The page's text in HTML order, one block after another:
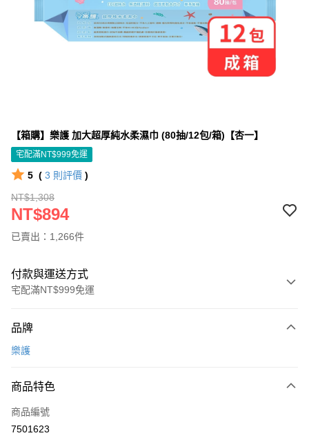
【箱購】樂護 加大超厚純水柔濕巾 (80抽/12包/箱)【杏一】
宅配滿NT$999免運
5 ( 3 則評價 )
NT$1,308
NT$894
已賣出：1,266件
付款與運送方式
宅配滿NT$999免運
信用卡一次付款
3 期 0 利率 每期
合作金庫商業銀行
上海商業儲蓄銀行
合作金庫商業銀行
LINE Pay
品牌
樂護
商品特色
商品編號
7501623